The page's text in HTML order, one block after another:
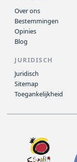
Over ons
Bestemmingen
Opinies
Blog
JURIDISCH
Juridisch
Sitemap
Toegankelijkheid